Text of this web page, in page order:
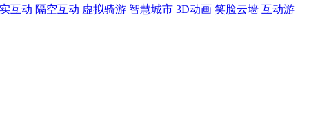
互动 隔空互动 虚拟骑游 智慧城市 3D动画 笑脸云墙 互动游